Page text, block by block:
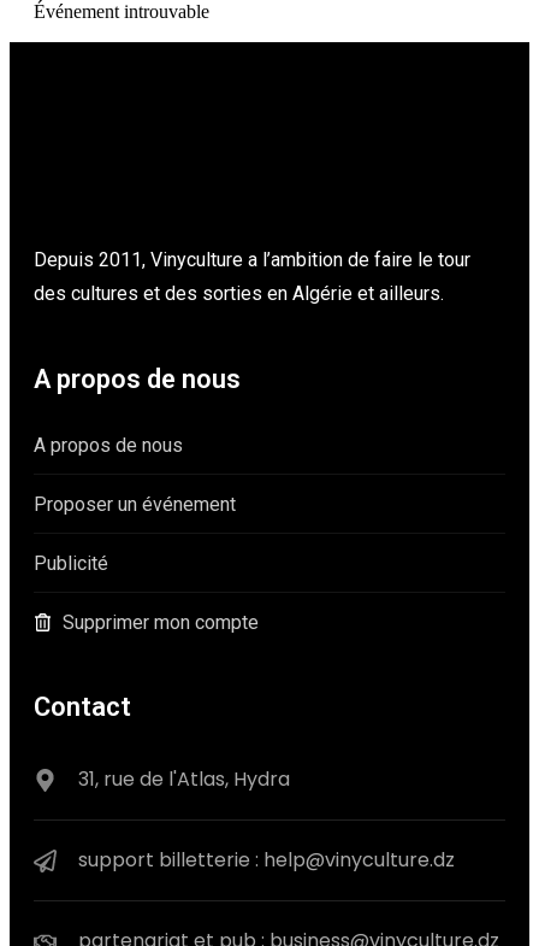
Événement introuvable
Depuis 2011, Vinyculture a l’ambition de faire le tour
des cultures et des sorties en Algérie et ailleurs.
A propos de nous
A propos de nous
Proposer un événement
Publicité
Supprimer mon compte
Contact
31, rue de l'Atlas, Hydra
support billetterie : help@vinyculture.dz